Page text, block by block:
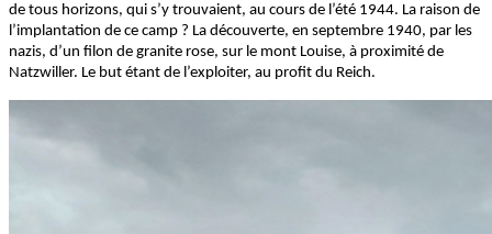
de tous horizons, qui s’y trouvaient, au cours de l’été 1944. La raison de
l’implantation de ce camp ? La découverte, en septembre 1940, par les
nazis, d’un filon de granite rose, sur le mont Louise, à proximité de
Natzwiller. Le but étant de l’exploiter, au profit du Reich.